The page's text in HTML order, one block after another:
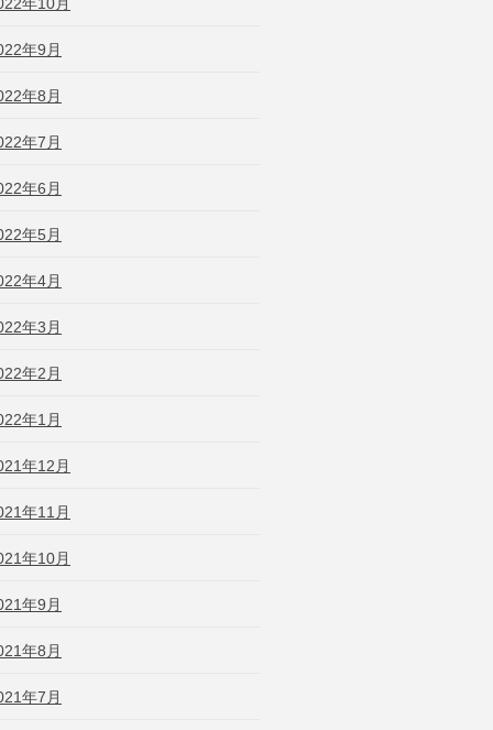
年9月
年8月
年7月
年6月
年5月
年4月
年3月
年2月
年1月
年12月
年11月
年10月
年9月
年8月
年7月